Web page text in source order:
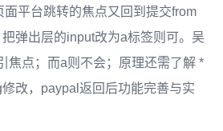
面平台跳转的焦点又回到提交from
弹出层的input改为a标签则可。吴
焦点；而a则不会；原理还需了解 *
改，paypal返回后功能完善与实